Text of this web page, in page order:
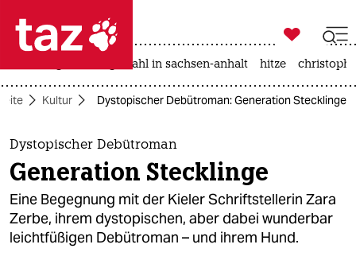
 taz zahl ich
taz zahl ich
themen
politik
öko

taz zahl ich
landtagswahl in sachsen-anhalt hitze
Kultur Dystopischer Debütroman: Generation Stecklinge
Dystopischer Debütroman
Generation Stecklinge
Eine Begegnung mit der Kieler Schriftstellerin Zara
Zerbe, ihrem dystopischen, aber dabei wunderbar
leichtfüßigen Debütroman – und ihrem Hund.